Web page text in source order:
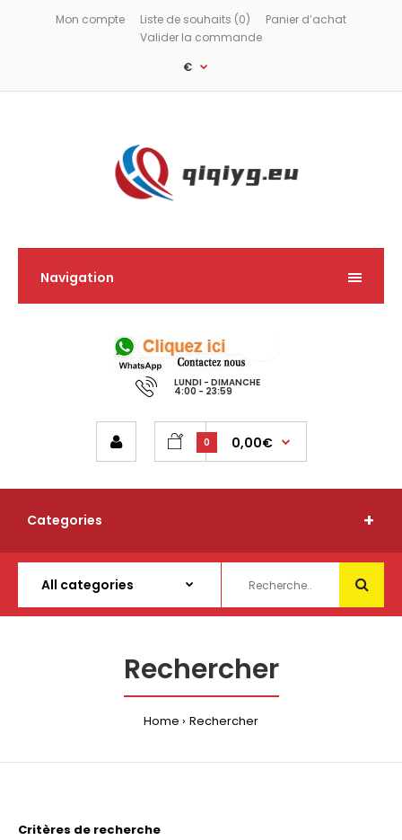
Mon compte Liste de souhaits (0)
Panier d’achat
Valider la commande
€
Navigation
LUNDI - DIMANCHE
4:00 - 23:59
0 0,00€
Categories
Rechercher
Home Rechercher
Critères de recherche